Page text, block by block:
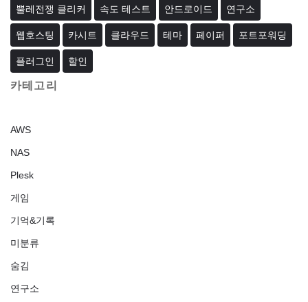
뿔레전쟁 클리커 속도 테스트 안드로이드 연구소
웹호스팅 카시트 클라우드 테마 페이퍼 포트포워딩
플러그인 할인
카테고리
AWS
NAS
Plesk
게임
기억&기록
미분류
숨김
연구소